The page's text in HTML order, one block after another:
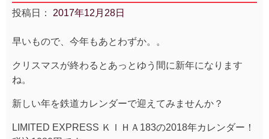
投稿日： 2017年12月28日
早いもので、今年もあとわずか。。
クリスマスが終わるとあっとゆう間に新年になります
ね。
新しい年を鉄道カレンダーで迎えてみませんか？
LIMITED EXPRESS ＫＩＨＡ183の2018年カレンダー！